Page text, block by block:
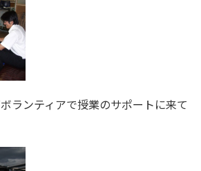
ランティアで授業のサポートに来て